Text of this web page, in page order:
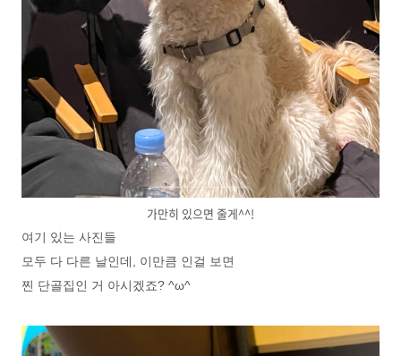
가만히 있으면 줄게^^!
여기 있는 사진들
모두 다 다른 날인데, 이만큼 인걸 보면
찐 단골집인 거 아시겠죠? ^ω^